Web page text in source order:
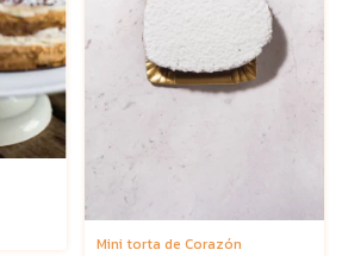
Mini torta de Corazón